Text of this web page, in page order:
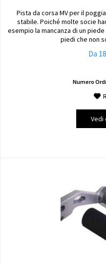
Pista da corsa MV per il
stabile. Poiché molte socie
esempio la mancanza di un
piedi che non
Da
Numero
Vedi